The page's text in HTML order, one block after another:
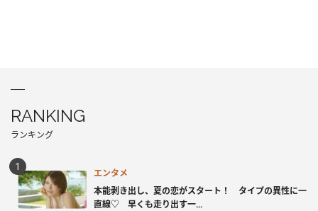
RANKING
ランキング
エンタメ
本能剥き出し、夏の恋がスタート！ タイプの異性に一
直線♡ 早くも走り出す一...